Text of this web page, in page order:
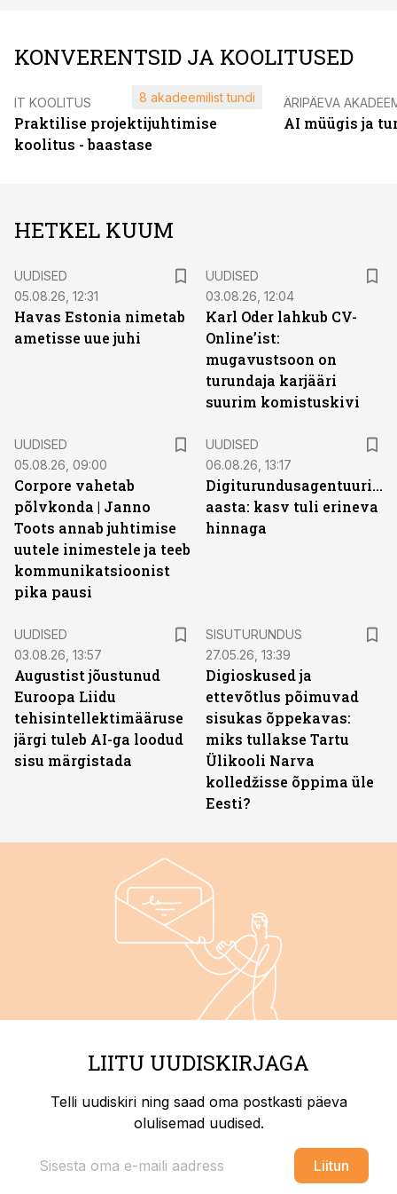
KONVERENTSID JA KOOLITUSED
IT KOOLITUS
Praktilise projektijuhtimise
koolitus - baastase
8 akadeemilist tundi ÄRIPÄEVA
AI müügis ja
HETKEL KUUM
UUDISED
05.08.26, 12:31
Havas Estonia nimetab
ametisse uue juhi
UUDISED
03.08.26, 12:04
Karl Oder lahkub CV-
Online’ist:
mugavustsoon on
turundaja karjääri
suurim komistuskivi
UUDISED
05.08.26, 09:00
Corpore vahetab
põlvkonda | Janno
Toots annab juhtimise
uutele inimestele ja teeb
kommunikatsioonist
pika pausi
UUDISED
06.08.26, 13:17
Digiturundusagentuuride
aasta: kasv tuli erineva
hinnaga
UUDISED
03.08.26, 13:57
Augustist jõustunud
Euroopa Liidu
tehisintellektimääruse
järgi tuleb AI-ga loodud
sisu märgistada
SISUTURUNDUS
27.05.26, 13:39
Digioskused ja
ettevõtlus põimuvad
sisukas õppekavas:
miks tullakse Tartu
Ülikooli Narva
kolledžisse õppima üle
Eesti?
LIITU UUDISKIRJAGA
Telli uudiskiri ning saad oma postkasti päeva
olulisemad uudised.
Liitun